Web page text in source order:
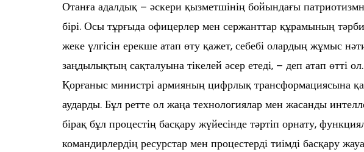
Отанға адалдық – әскери қызметшінің бойындағы
бірі. Осы тұрғыда офицерлер мен сержанттар құрамының
жеке үлгісін ерекше атап өту қажет, себебі олардың жұмыс
заңдылықтың сақталуына тікелей әсер етеді, – деп атап өтті ол.
Қорғаныс министрі армияның цифрлық трансформациясына
аударды. Бұл ретте ол жаңа технологиялар мен жасанды
бірақ бұл процестің басқару жүйесінде тәртіп орнату,
командирлердің ресурстар мен процестерді тиімді басқару